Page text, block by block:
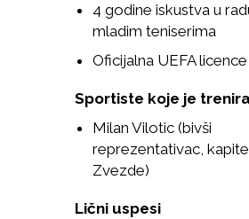
4 godine iskustva u
mladim teniserima
Oficijalna UEFA
Sportiste koje je
Milan Vilotic (bivši
reprezentativac,
Zvezde)
Lični uspesi